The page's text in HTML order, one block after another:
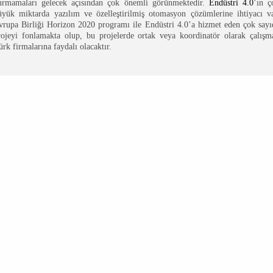
gelecek açısından çok önemli görünmektedir. Endüstri 4.0’ın
miktarda yazılım ve özelleştirilmiş otomasyon çözümlerine ihtiyacı
Birliği Horizon 2020 programı ile Endüstri 4.0’a hizmet eden çok
fonlamakta olup, bu projelerde ortak veya koordinatör olarak
firmalarına faydalı olacaktır.